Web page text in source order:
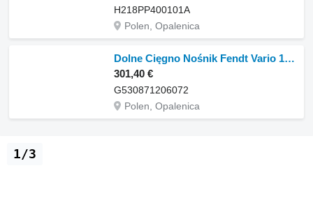
H218PP400101A
Polen, Opalenica
Dolne Cięgno Nośnik Fendt Vario 1038 1042 1046 1050 GEN 3 Unterlenkerträger G53087120607 G530871206072 für Fendt Vario 1038 ,1042, 1046, 1050 GEN 3 Radtraktor
301,40 €
G530871206072
Polen, Opalenica
1/3